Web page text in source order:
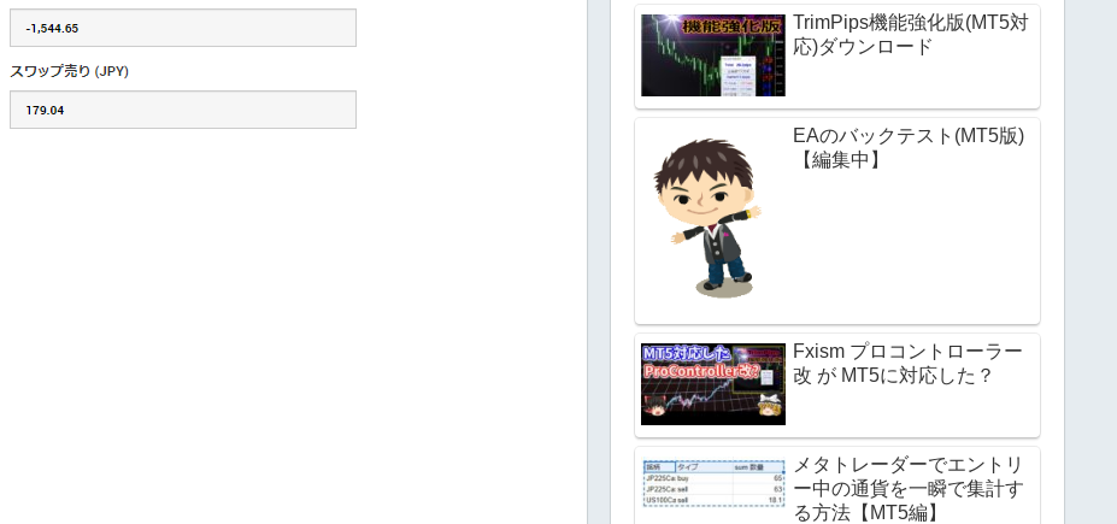
TrimPips機能強化版(MT5対
応)ダウンロード
EAのバックテスト(MT5版)
【編集中】
Fxism プロコントローラー
改 が MT5に対応した？
メタトレーダーでエントリ
ー中の通貨を一瞬で集計す
る方法【MT5編】